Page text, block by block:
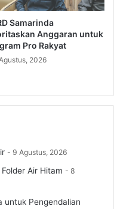
Samarinda
Anggaran untuk
Pro Rakyat
2026
9 Agustus, 2026
Air Hitam
8
untuk Pengendalian